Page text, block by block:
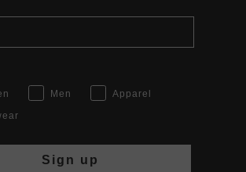
Men
Apparel
Sign up